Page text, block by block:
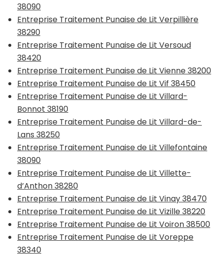
38090
Entreprise Traitement Punaise de Lit Verpillière
38290
Entreprise Traitement Punaise de Lit Versoud
38420
Entreprise Traitement Punaise de Lit Vienne 38200
Entreprise Traitement Punaise de Lit Vif 38450
Entreprise Traitement Punaise de Lit Villard-
Bonnot 38190
Entreprise Traitement Punaise de Lit Villard-de-
Lans 38250
Entreprise Traitement Punaise de Lit Villefontaine
38090
Entreprise Traitement Punaise de Lit Villette-
d’Anthon 38280
Entreprise Traitement Punaise de Lit Vinay 38470
Entreprise Traitement Punaise de Lit Vizille 38220
Entreprise Traitement Punaise de Lit Voiron 38500
Entreprise Traitement Punaise de Lit Voreppe
38340